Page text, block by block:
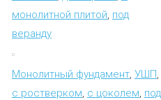
монолитной плитой под
веранду
Монолитный фундамент УШП
с ростверком с цоколем под